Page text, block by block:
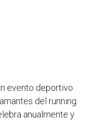
evento deportivo
del running.
anualmente y